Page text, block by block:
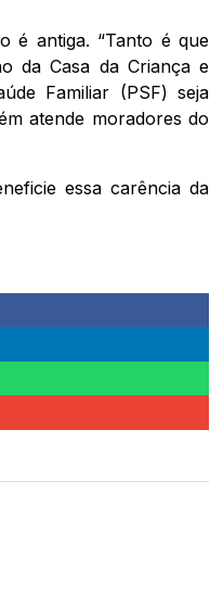
é antiga. “Tanto é que
da Casa da Criança e
Familiar (PSF) seja
atende moradores do
essa carência da